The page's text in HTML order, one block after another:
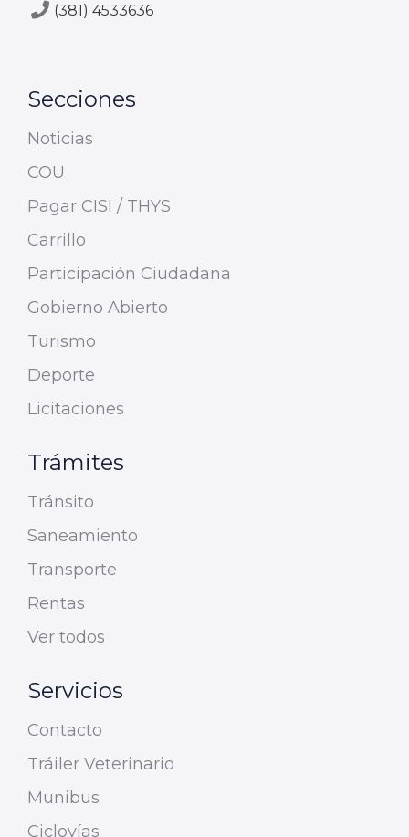
(381) 4533636
Secciones
Noticias
COU
Pagar CISI / THYS
Carrillo
Participación Ciudadana
Gobierno Abierto
Turismo
Deporte
Licitaciones
Trámites
Tránsito
Saneamiento
Transporte
Rentas
Ver todos
Servicios
Contacto
Tráiler Veterinario
Munibus
Ciclovías